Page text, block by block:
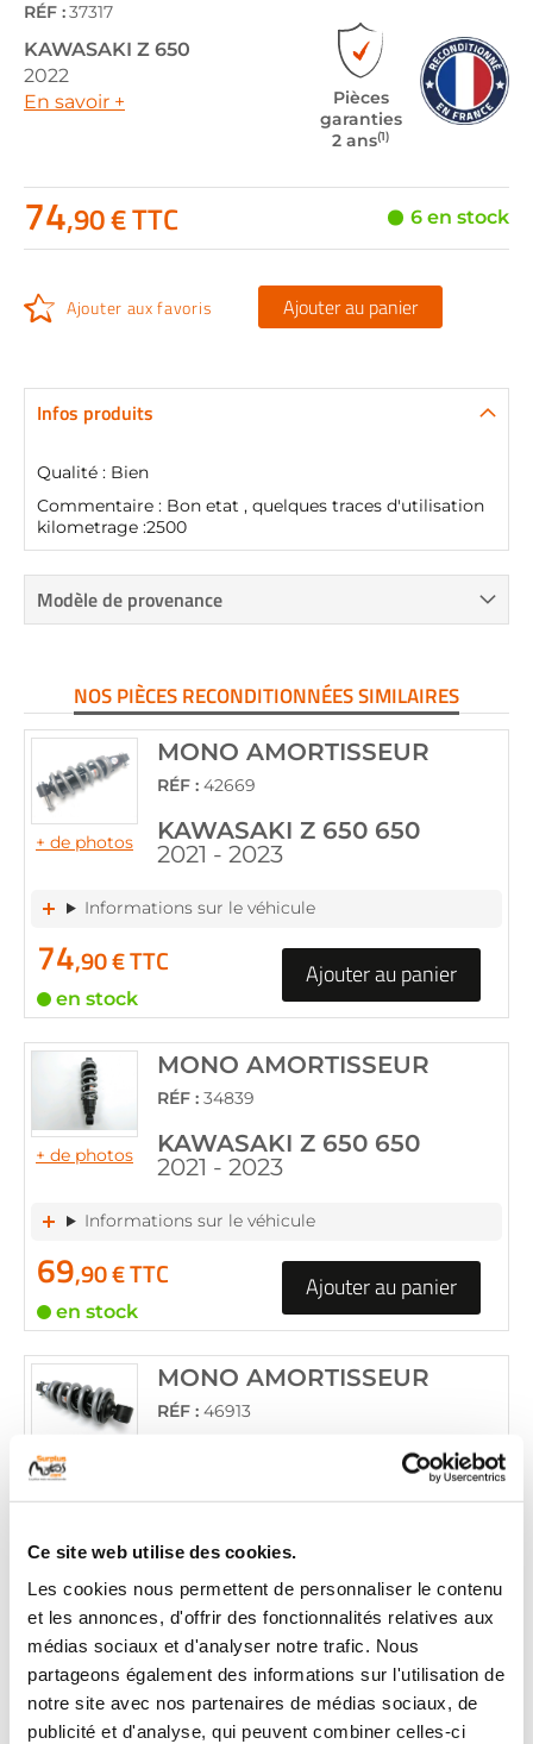
Ce site web utilise des cookies.
Les cookies nous permettent de personnaliser le contenu
et les annonces, d'offrir des fonctionnalités relatives aux
médias sociaux et d'analyser notre trafic. Nous
partageons également des informations sur l'utilisation de
notre site avec nos partenaires de médias sociaux, de
publicité et d'analyse, qui peuvent combiner celles-ci
gallery
RÉF :37317
KAWASAKI Z 650
2022
En savoir +
Pièces
garanties
2 ans(1)
74,90 € TTC 6 en stock
Ajouter aux favoris Ajouter au panier
Infos produits
Qualité : Bien
Commentaire : Bon etat , quelques traces d'utilisation
kilometrage :2500
Modèle de provenance
NOS PIÈCES RECONDITIONNÉES SIMILAIRES
+ de photos
MONO AMORTISSEUR
RÉF : 42669
KAWASAKI Z 650 650
2021 - 2023
Informations sur le véhicule
74,90 € TTC
en stock
Ajouter au panier
+ de photos
MONO AMORTISSEUR
RÉF : 34839
KAWASAKI Z 650 650
2021 - 2023
Informations sur le véhicule
69,90 € TTC
en stock
Ajouter au panier
+ de photos
MONO AMORTISSEUR
RÉF : 46913
KAWASAKI Z 650 650
74,90 € TTC
en stock
Ajouter au panier
MONO AMORTISSEUR
RÉF : 51809